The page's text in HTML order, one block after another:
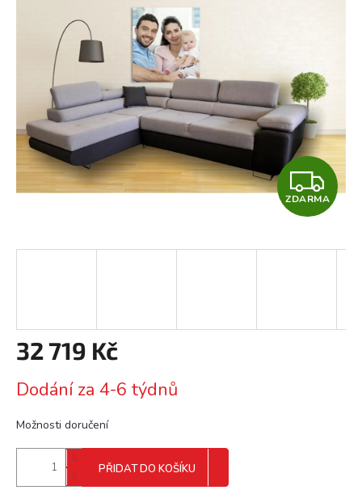
Z
D
A
ZDARMA
32 719 Kč
cena:
Dodání za 4-6 týdnů
Možnosti doručení
PŘIDAT DO KOŠÍKU